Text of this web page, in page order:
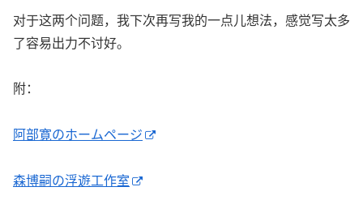
对于这两个问题，我下次再写我的一点儿想法，感觉写太多
了容易出力不讨好。
附：
阿部寛のホームページ
森博嗣の浮遊工作室